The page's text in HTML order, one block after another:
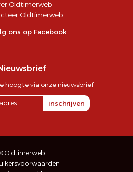
Oldtimerweb
Oldtimerweb
ons op Facebook
hoogte via onze nieuwsbrief
inschrijven
Oldtimerweb